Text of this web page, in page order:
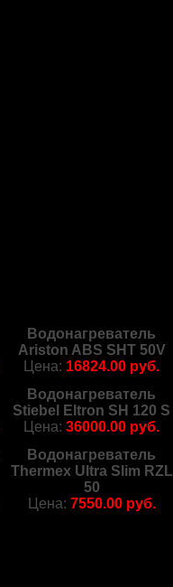
Водонагреватель
Ariston ABS SHT 50V
Цена: 16824.00 руб.
Водонагреватель
Stiebel Eltron SH 120 S
Цена: 36000.00 руб.
Водонагреватель
Thermex Ultra Slim RZL
50
Цена: 7550.00 руб.